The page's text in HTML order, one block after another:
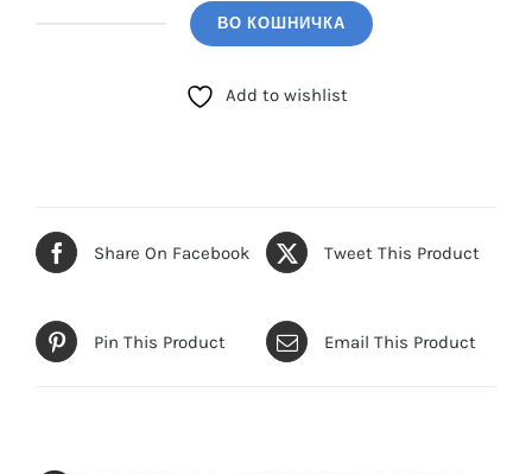
(JUBN06232JWYGTU)
ВО КОШНИЧКА
Add to wishlist
Share On Facebook Tweet This Product
Pin This Product Email This Product